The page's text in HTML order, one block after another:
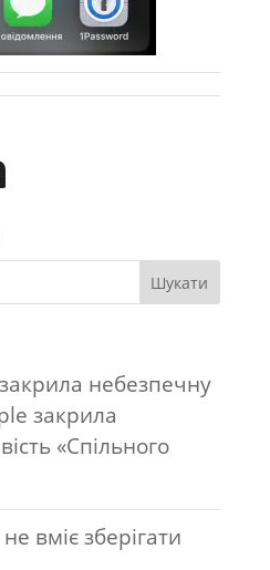
небезпечну
закрила
«Спільного
вміє зберігати